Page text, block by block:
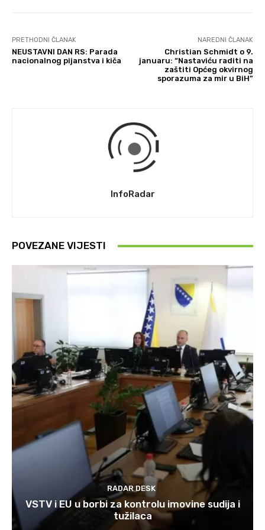
PRETHODNI ČLANAK
NEUSTAVNI DAN RS: Parada
nacionalnog pijanstva i kiča
NAREDNI ČLANAK
Christian Schmidt o 9.
januaru: “Nastaviću raditi na
zaštiti Općeg okvirnog
sporazuma za mir u BiH”
InfoRadar
POVEZANE VIJESTI
RADAR DESK
VSTV i EU u borbi za kontrolu imovine sudija i
tužilaca